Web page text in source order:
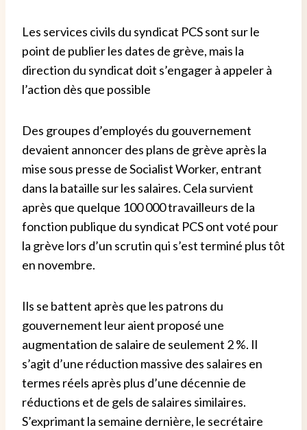
Les services civils du syndicat PCS sont sur le
point de publier les dates de grève, mais la
direction du syndicat doit s’engager à appeler à
l’action dès que possible
Des groupes d’employés du gouvernement
devaient annoncer des plans de grève après la
mise sous presse de Socialist Worker, entrant
dans la bataille sur les salaires. Cela survient
après que quelque 100 000 travailleurs de la
fonction publique du syndicat PCS ont voté pour
la grève lors d’un scrutin qui s’est terminé plus tôt
en novembre.
Ils se battent après que les patrons du
gouvernement leur aient proposé une
augmentation de salaire de seulement 2 %. Il
s’agit d’une réduction massive des salaires en
termes réels après plus d’une décennie de
réductions et de gels de salaires similaires.
S’exprimant la semaine dernière, le secrétaire